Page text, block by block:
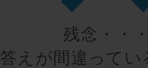
残念・・
答えが間違って